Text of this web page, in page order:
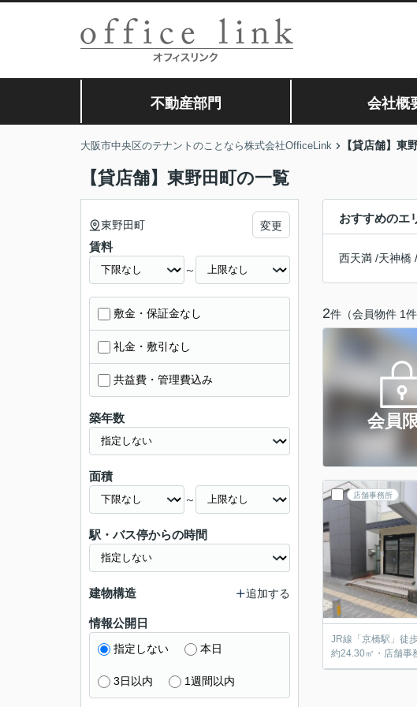
不動産部門 会社概
大阪市中央区のテナントのことなら株式会社OfficeLink 【貸店舗】東
【貸店舗】東野田町の一覧
おすすめのエ
西天満 /天神橋 /
2件（会員物件 1件
会員
店舗事務所
JR線「京橋駅」徒
約24.30㎡・店舗
東野田町 変更
賃料
～
敷金・保証金なし
礼金・敷引なし
共益費・管理費込み
築年数
面積
～
駅・バス停からの時間
建物構造 追加する
情報公開日
指定しない 本日
3日以内 1週間以内